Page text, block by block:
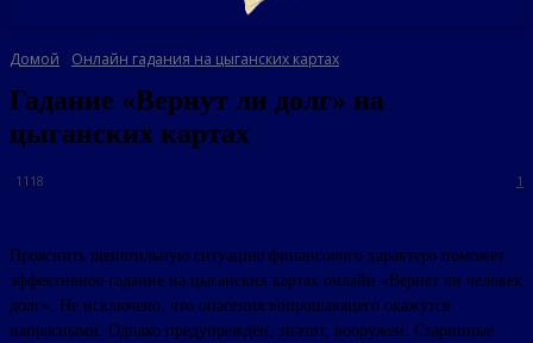
Домой Онлайн гадания на цыганских картах
Гадание «Вернут ли долг» на
цыганских картах
1
1118
Прояснить щепетильную ситуацию финансового характера поможет
эффективное гадание на цыганских картах онлайн «Вернет ли человек
долг». Не исключено, что опасения вопрошающего окажутся
напрасными. Однако предупреждён, значит, вооружен. Старинные